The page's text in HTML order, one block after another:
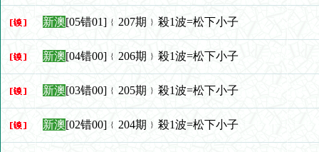
新澳[05错01]﹛207期﹜殺1波=松下小子
新澳[04错00]﹛206期﹜殺1波=松下小子
新澳[03错00]﹛205期﹜殺1波=松下小子
新澳[02错00]﹛204期﹜殺1波=松下小子